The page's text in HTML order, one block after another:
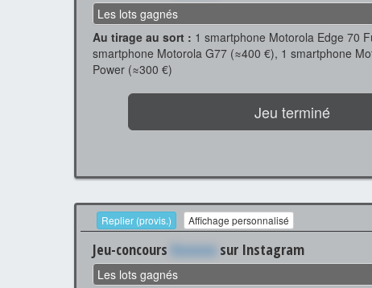
Les lots gagnés
Au tirage au sort : 1 smartphone Motorola Edge 70
smartphone Motorola G77 (≈400 €), 1 smartphone
Power (≈300 €)
Jeu terminé
Replier (provis.) Affichage personnalisé
Jeu-concours Xxxxxxx sur Instagram
Les lots gagnés